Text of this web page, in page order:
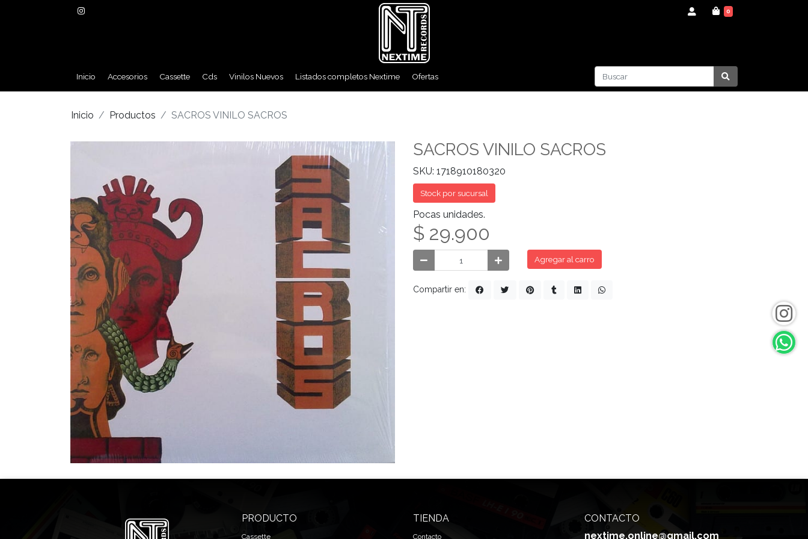
0
Inicio Accesorios Cassette Cds Vinilos Nuevos Listados completos Nextime Ofertas
Inicio Productos SACROS VINILO SACROS
SACROS VINILO SACROS
SKU: 1718910180320
Stock por sucursal
Pocas unidades.
$ 29.900
Agregar al carro
Compartir en:
PRODUCTO
Cassette
TIENDA
Contacto
CONTACTO
nextime.online@gmail.com